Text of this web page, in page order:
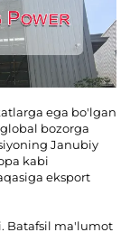
ega bo'lgan
bozorga
Janubiy
kabi
eksport
Batafsil ma'lumot